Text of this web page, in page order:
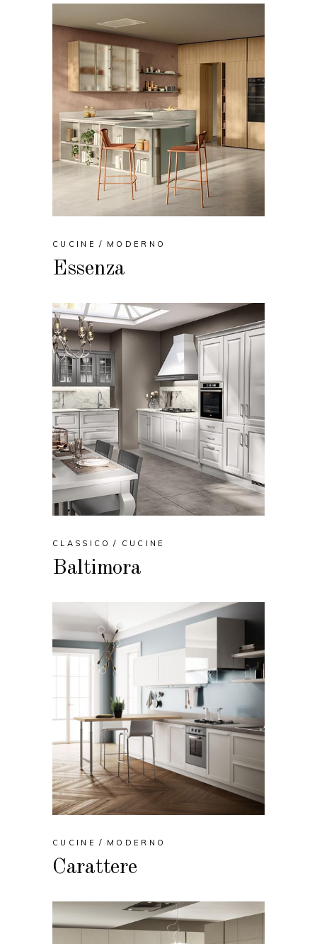
CUCINE MODERNO
Essenza
CLASSICO CUCINE
Baltimora
CUCINE MODERNO
Carattere